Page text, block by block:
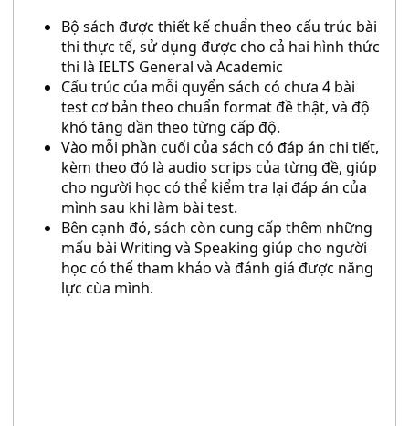
Bộ sách được thiết kế chuẩn theo cấu trúc bài
thi thực tế, sử dụng được cho cả hai hình thức
thi là IELTS General và Academic
Cấu trúc của mỗi quyển sách có chưa 4 bài
test cơ bản theo chuẩn format đề thật, và độ
khó tăng dần theo từng cấp độ.
Vào mỗi phần cuối của sách có đáp án chi tiết,
kèm theo đó là audio scrips của từng đề, giúp
cho người học có thể kiểm tra lại đáp án của
mình sau khi làm bài test.
Bên cạnh đó, sách còn cung cấp thêm những
mấu bài Writing và Speaking giúp cho người
học có thể tham khảo và đánh giá được năng
lực cùa mình.